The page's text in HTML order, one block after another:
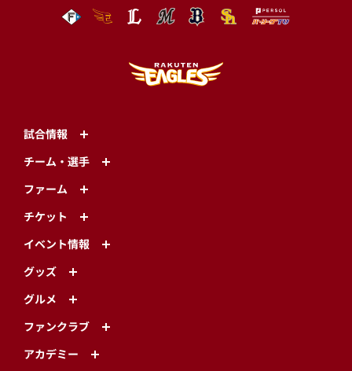
試合情報
チーム・選手
ファーム
チケット
イベント情報
グッズ
グルメ
ファンクラブ
アカデミー